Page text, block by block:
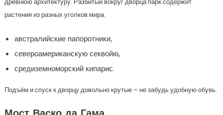
растения из разных уголков мира:
австралийские папоротники,
североамериканскую секвойю,
средиземноморский кипарис.
Подъём и спуск к дворцу довольно крутые – не забудь удобную обувь.